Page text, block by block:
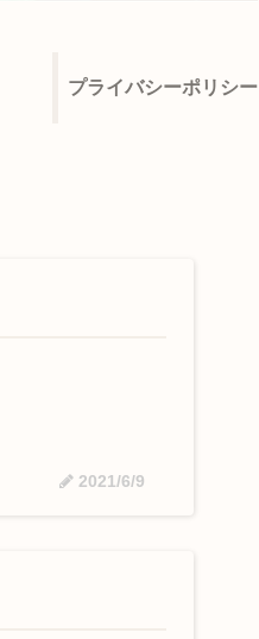
プライバシーポリシー
2021/6/9